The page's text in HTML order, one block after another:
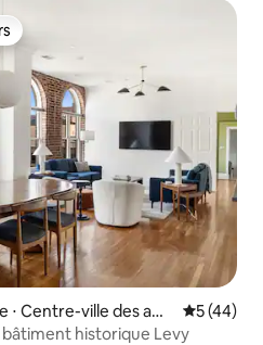
plus appréciés
Centre-ville des affa
5 (44)
historique Levy